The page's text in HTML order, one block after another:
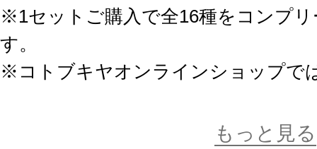
※1セットご購入で全16種をコンプ
す。
※コトブキヤオンラインショップで
※商品に関するお問い合わせはこち
もっと見る